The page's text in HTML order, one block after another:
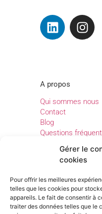
Gérer le
cookies
Pour offrir les meilleures
telles que les cookies pour
appareils. Le fait de consentir à
traiter des données telles que le
A propos
Qui sommes nous
Contact
Blog
Questions
Mentions légales
Confidentialité
Conditions